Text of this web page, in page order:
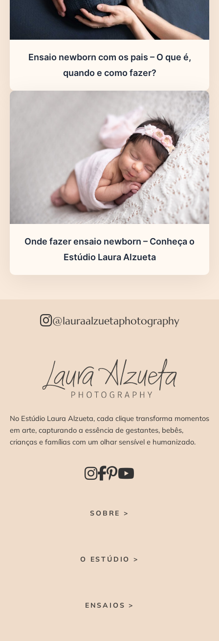
Ensaio newborn com os pais – O que é,
quando e como fazer?
Onde fazer ensaio newborn – Conheça o
Estúdio Laura Alzueta
@lauraalzuetaphotography
No Estúdio Laura Alzueta, cada clique transforma momentos
em arte, capturando a essência de gestantes, bebês,
crianças e famílias com um olhar sensível e humanizado.
SOBRE >
O ESTÚDIO >
ENSAIOS >